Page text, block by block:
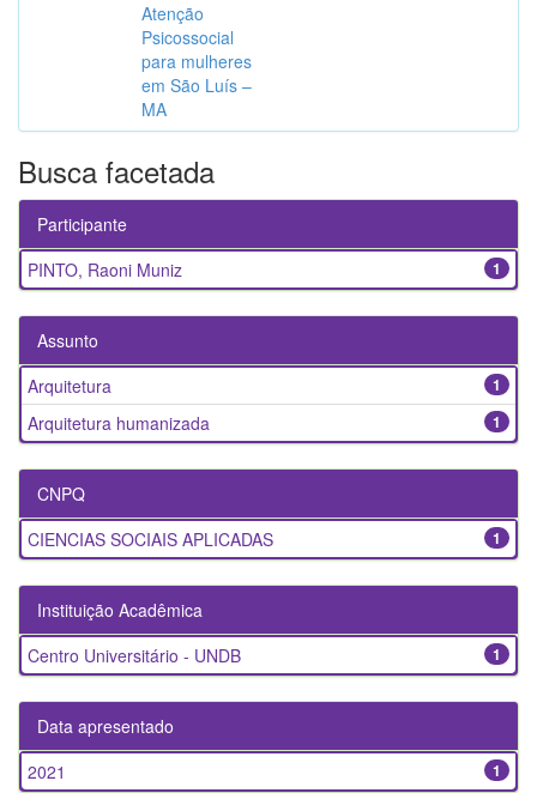
Atenção
Psicossocial
para mulheres
em São Luís –
MA
Busca facetada
Participante
1
PINTO, Raoni Muniz
Assunto
1
Arquitetura
1
Arquitetura humanizada
CNPQ
1
CIENCIAS SOCIAIS APLICADAS
Instituição Acadêmica
1
Centro Universitário - UNDB
Data apresentado
1
2021